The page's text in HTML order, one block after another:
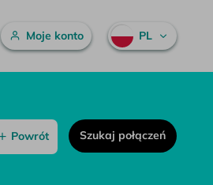
Menu główne
Moje konto PL
Powrót
Szukaj połączeń